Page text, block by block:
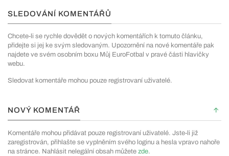
SLEDOVÁNÍ KOMENTÁŘŮ
Chcete-li se rychle dovědět o nových komentářích k tomuto článku,
přidejte si jej ke svým sledovaným. Upozornění na nové komentáře pak
najdete ve svém osobním boxu Můj EuroFotbal v pravé části hlavičky
webu.
Sledovat komentáře mohou pouze registrovaní uživatelé.
NOVÝ KOMENTÁŘ
Komentáře mohou přidávat pouze registrovaní uživatelé. Jste-li již
zaregistrován, přihlašte se vyplněním svého loginu a hesla vpravo nahoře
na stránce. Nahlásit nelegální obsah můžete zde.